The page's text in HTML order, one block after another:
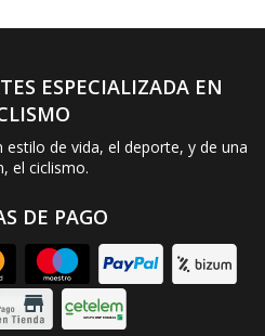
ESPECIALIZADA EN
de vida, el deporte, y de una
el ciclismo.
DE PAGO